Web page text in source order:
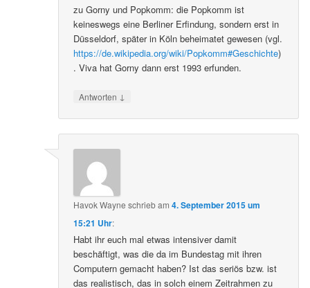
zu Gorny und Popkomm: die Popkomm ist
keineswegs eine Berliner Erfindung, sondern erst in
Düsseldorf, später in Köln beheimatet gewesen (vgl.
https://de.wikipedia.org/wiki/Popkomm#Geschichte)
. Viva hat Gorny dann erst 1993 erfunden.
Antworten ↓
Havok Wayne schriebam4. September 2015 um
15:21 Uhr:
Habt ihr euch mal etwas intensiver damit
beschäftigt, was die da im Bundestag mit ihren
Computern gemacht haben? Ist das seriös bzw. ist
das realistisch, das in solch einem Zeitrahmen zu